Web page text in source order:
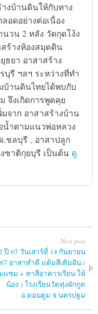
งบ้านดินให้กับทาง
อดอย่างต่อเนื่อง
วน 2 หลัง วัดกุดโง้ง
ร้างห้องสมุดดิน
ธยา อาสาสร้าง
รี ฯลฯ ระหว่างที่ทำ
บ้านดินไทยได้พบกับ
จึงเกิดการพูดคุย
จาก อาสาสร้างบ้าน
น้ำตามแนวพ่อหลวง
.ชลบุรี , อาสาปลูก
ชาติกุยบุรี เป็นต้น ดู
Next post
ปี 67 วันเสาร์ที่ 14 กันยายน
อาสาทำดี แต้มสีเติมฝัน (
แซม + ทาสีอาคารเรียน ให้
น้อง ) โรงเรียนวัดทุ่งผักกูด
อ.ดอนตูม จ.นครปฐม